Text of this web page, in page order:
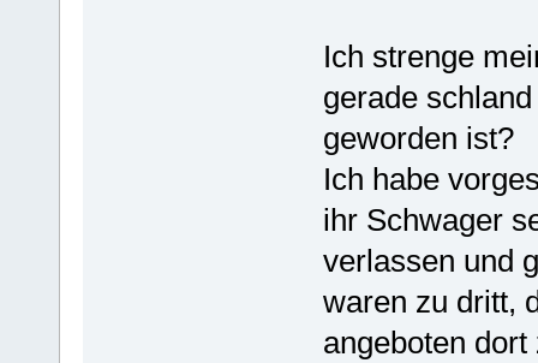
Ich strenge
gerade
geworden ist?
Ich habe
ihr Schwager
verlassen und
waren zu dritt,
angeboten